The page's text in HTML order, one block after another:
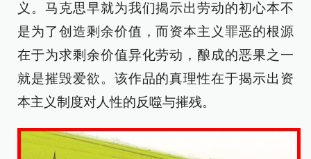
义。马克思早就为我们揭示出劳动的初心本不
是为了创造剩余价值，而资本主义罪恶的根源
在于为求剩余价值异化劳动，酿成的恶果之一
就是摧毁爱欲。该作品的真理性在于揭示出资
本主义制度对人性的反噬与摧残。